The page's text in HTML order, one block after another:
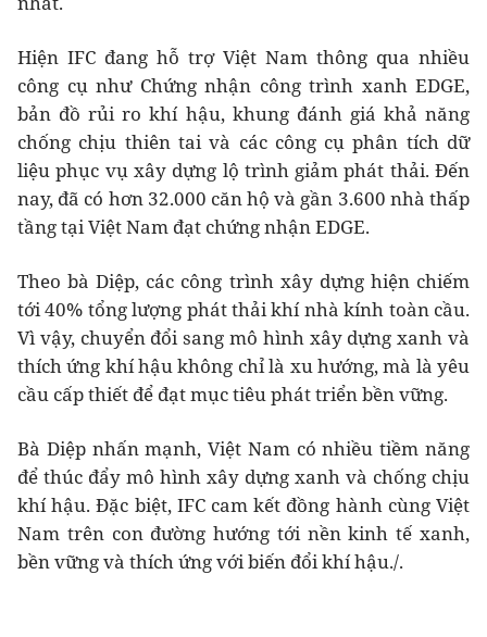
Hiện IFC đang hỗ trợ Việt Nam thông qua nhiều
công cụ như Chứng nhận công trình xanh EDGE,
bản đồ rủi ro khí hậu, khung đánh giá khả năng
chống chịu thiên tai và các công cụ phân tích dữ
liệu phục vụ xây dựng lộ trình giảm phát thải. Đến
nay, đã có hơn 32.000 căn hộ và gần 3.600 nhà thấp
tầng tại Việt Nam đạt chứng nhận EDGE.
Theo bà Diệp, các công trình xây dựng hiện chiếm
tới 40% tổng lượng phát thải khí nhà kính toàn cầu.
Vì vậy, chuyển đổi sang mô hình xây dựng xanh và
thích ứng khí hậu không chỉ là xu hướng, mà là yêu
cầu cấp thiết để đạt mục tiêu phát triển bền vững.
Bà Diệp nhấn mạnh, Việt Nam có nhiều tiềm năng
để thúc đẩy mô hình xây dựng xanh và chống chịu
khí hậu. Đặc biệt, IFC cam kết đồng hành cùng Việt
Nam trên con đường hướng tới nền kinh tế xanh,
bền vững và thích ứng với biến đổi khí hậu./.